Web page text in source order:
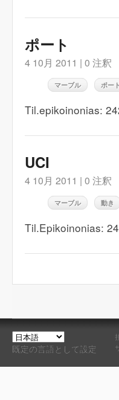
ポート
4 10月 2011 | 0 注釈
マーブル ポート
Til.epikoinonias:
UCI
4 10月 2011 | 0 注釈
マーブル 動き
Til.Epikoinonias:
既定の言語として設定